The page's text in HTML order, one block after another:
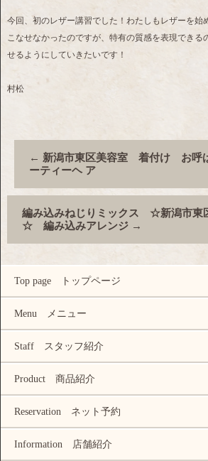
今回、初のレザー講習でした！わたしもレザーを始
こなせなかったのですが、特有の質感を表現できる
せるようにしていきたいです！
村松
← 新潟市東区美容室 着付け お
ーティーヘ ア
編み込みねじりミックス ☆新潟市東
☆ 編み込みアレンジ →
Top page トップページ
Menu メニュー
Staff スタッフ紹介
Product 商品紹介
Reservation ネット予約
Information 店舗紹介